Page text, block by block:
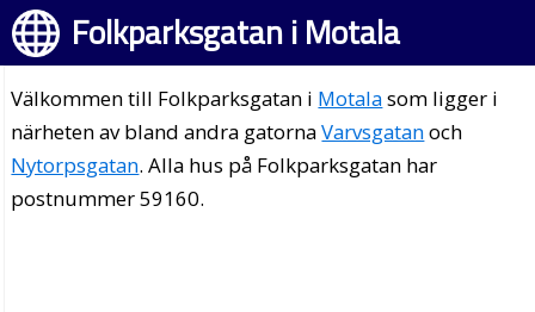
Folkparksgatan i Motala
Välkommen till Folkparksgatan i Motalasom ligger i
närheten av bland andra gatornaVarvsgatanoch
Nytorpsgatan. Alla hus på Folkparksgatan har
postnummer 59160.